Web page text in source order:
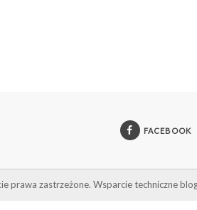
FACEBOOK
prawa zastrzeżone. Wsparcie techniczne